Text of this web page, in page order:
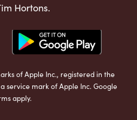
Hortons.
of Apple Inc., registered in the
service mark of Apple Inc. Google
apply.